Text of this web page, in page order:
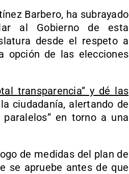
Barbero, ha subrayado
al Gobierno de esta
desde el respeto a
opción de las elecciones
transparencia” y dé las
ciudadanía, alertando de
en torno a una
de medidas del plan de
se apruebe antes de que